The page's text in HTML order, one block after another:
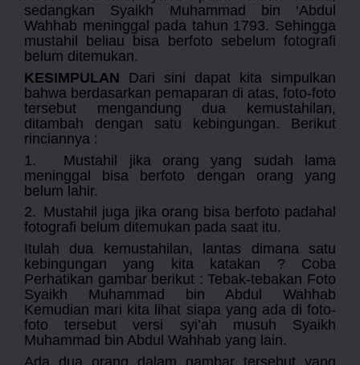
sedangkan Syaikh Muhammad bin ‘Abdul
Wahhab meninggal pada tahun 1793. Sehingga
mustahil beliau bisa berfoto sebelum fotografi
belum ditemukan.
KESIMPULAN Dari sini dapat kita simpulkan
bahwa berdasarkan pemaparan di atas, foto-foto
tersebut mengandung dua kemustahilan,
ditambah dengan satu kebingungan. Berikut
rinciannya :
1.
Mustahil jika orang yang sudah lama
meninggal bisa berfoto dengan orang yang
belum lahir.
2. Mustahil juga jika orang bisa berfoto padahal
fotografi belum ditemukan pada saat itu.
Itulah dua kemustahilan, lantas dimana satu
kebingungan yang kita katakan ? Coba
Perhatikan gambar berikut : Tebak-tebakan Foto
Syaikh Muhammad bin Abdul Wahhab
Kemudian mari kita lihat siapa yang ada di foto-
foto tersebut versi syi’ah musuh Syaikh
Muhammad bin Abdul Wahhab yang lain.
Ada dua orang dalam gambar tersebut yang